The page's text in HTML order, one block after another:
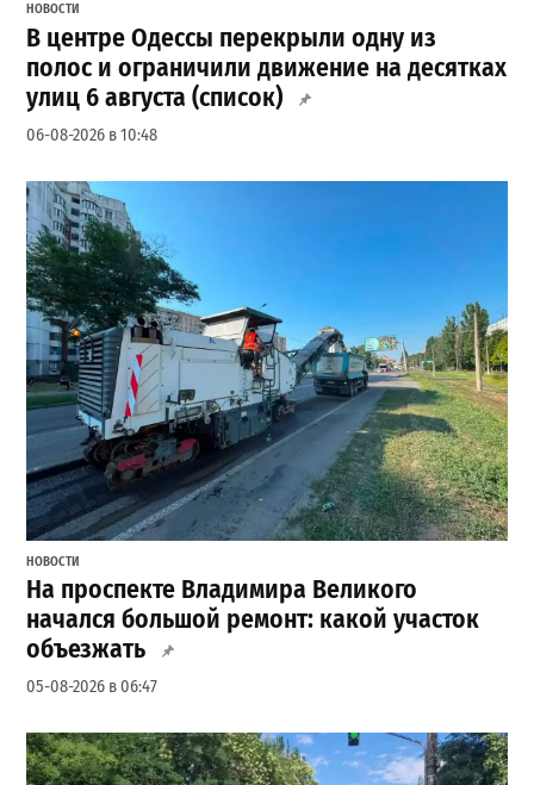
НОВОСТИ
В центре Одессы перекрыли одну из
полос и ограничили движение на десятках
улиц 6 августа (список)
06-08-2026 в 10:48
НОВОСТИ
На проспекте Владимира Великого
начался большой ремонт: какой участок
объезжать
05-08-2026 в 06:47